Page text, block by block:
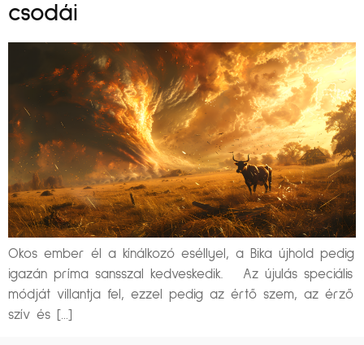
csodái
Okos ember él a kínálkozó eséllyel, a Bika újhold pedig
igazán príma sansszal kedveskedik. Az újulás speciális
módját villantja fel, ezzel pedig az értő szem, az érző
szív és […]